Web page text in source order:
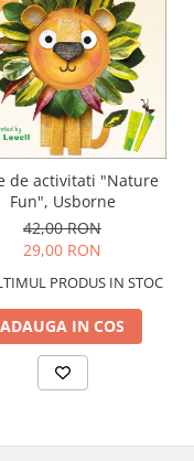
de activitati "Nature
Fun", Usborne
42,00 RON
29,00 RON
PRODUS IN STOC
ADAUGA IN COS